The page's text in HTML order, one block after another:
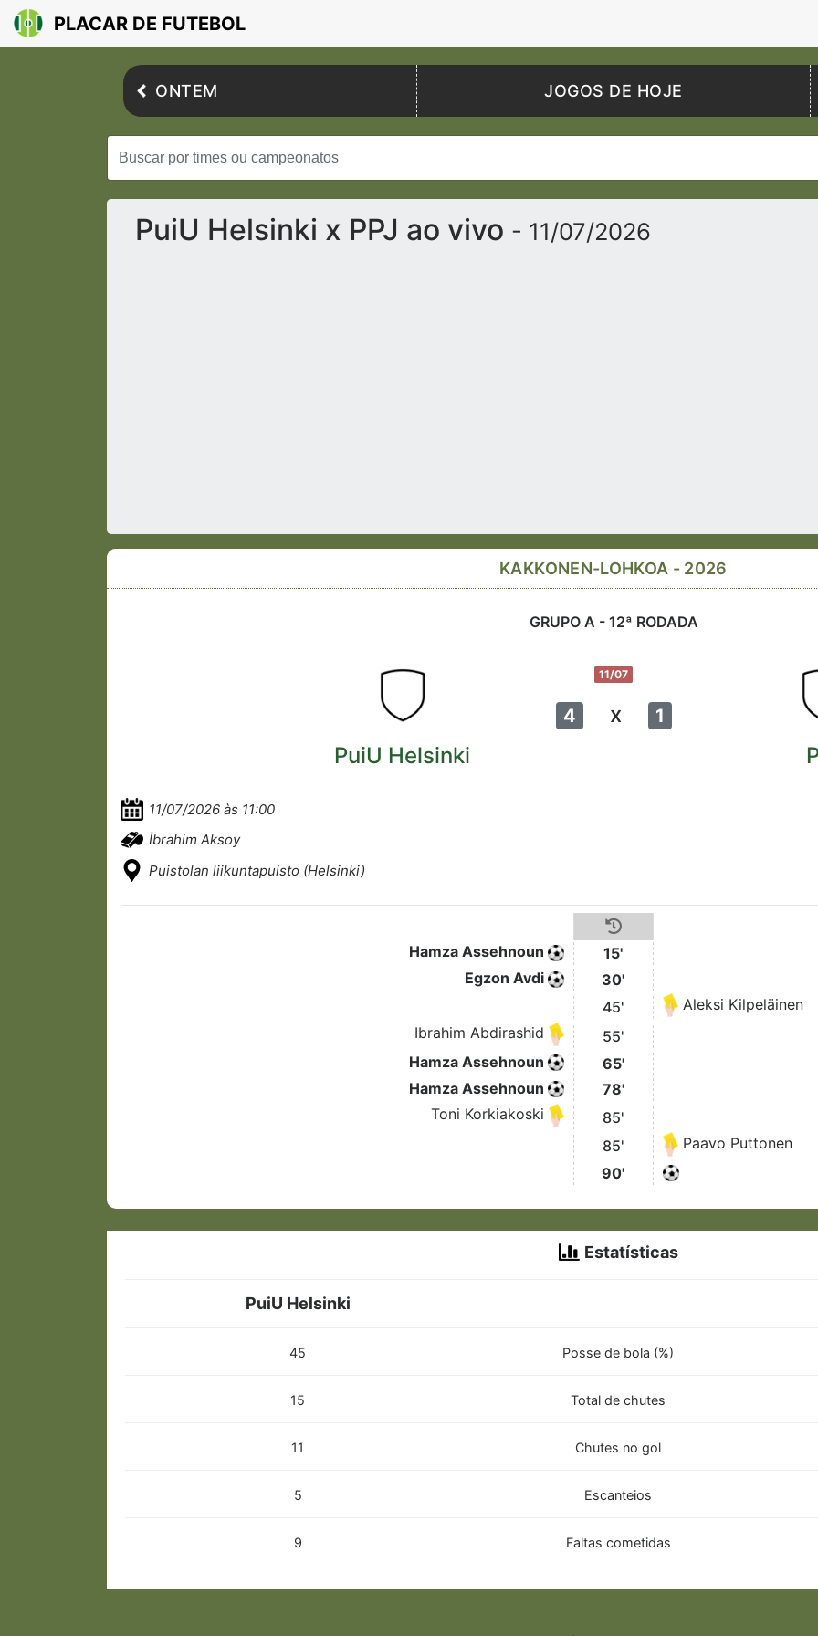
PLACAR DE FUTEBOL
ONTEM JOGOS DE HOJE
PuiU Helsinki x PPJ ao vivo - 11/07/2026
KAKKONEN-LOHKOA - 2026
GRUPO A - 12ª RODADA
11/07
4 x 1
PuiU Helsinki
11/07/2026 às 11:00
İbrahim Aksoy
Puistolan liikuntapuisto (Helsinki)
Hamza Assehnoun
15'
Egzon Avdi
30'
45'
Aleksi Kilpeläinen
Ibrahim Abdirashid
55'
Hamza Assehnoun
65'
Hamza Assehnoun
78'
Toni Korkiakoski
85'
85'
Paavo Puttonen
90'
Estatísticas
PuiU Helsinki
45 Posse de bola (%)
15 Total de chutes
11 Chutes no gol
5 Escanteios
9 Faltas cometidas